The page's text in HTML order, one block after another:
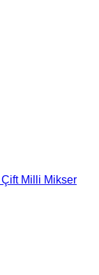
Milli Mikser